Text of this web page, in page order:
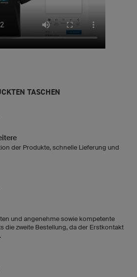
TASCHEN
der Produkte, schnelle Lieferung und
und angenehme sowie kompetente
die zweite Bestellung, da der Erstkontakt